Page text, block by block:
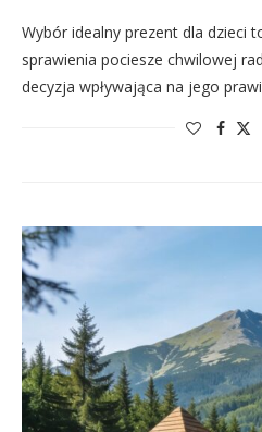
Wybór idealny prezent dla dzieci
sprawienia pociesze chwilowej
decyzja wpływająca na jego